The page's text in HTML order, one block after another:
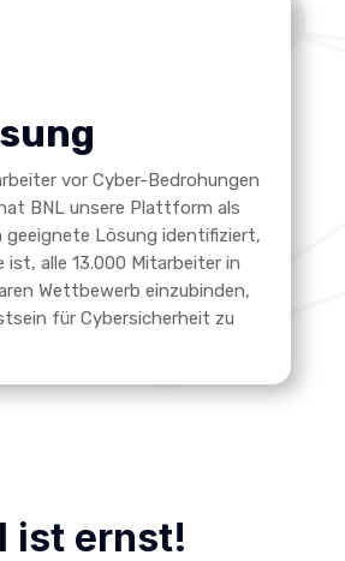
vor Cyber-Bedrohungen
BNL unsere Plattform als
geeignete Lösung identifiziert,
ist, alle 13.000 Mitarbeiter in
Wettbewerb einzubinden,
für Cybersicherheit zu
ist ernst!